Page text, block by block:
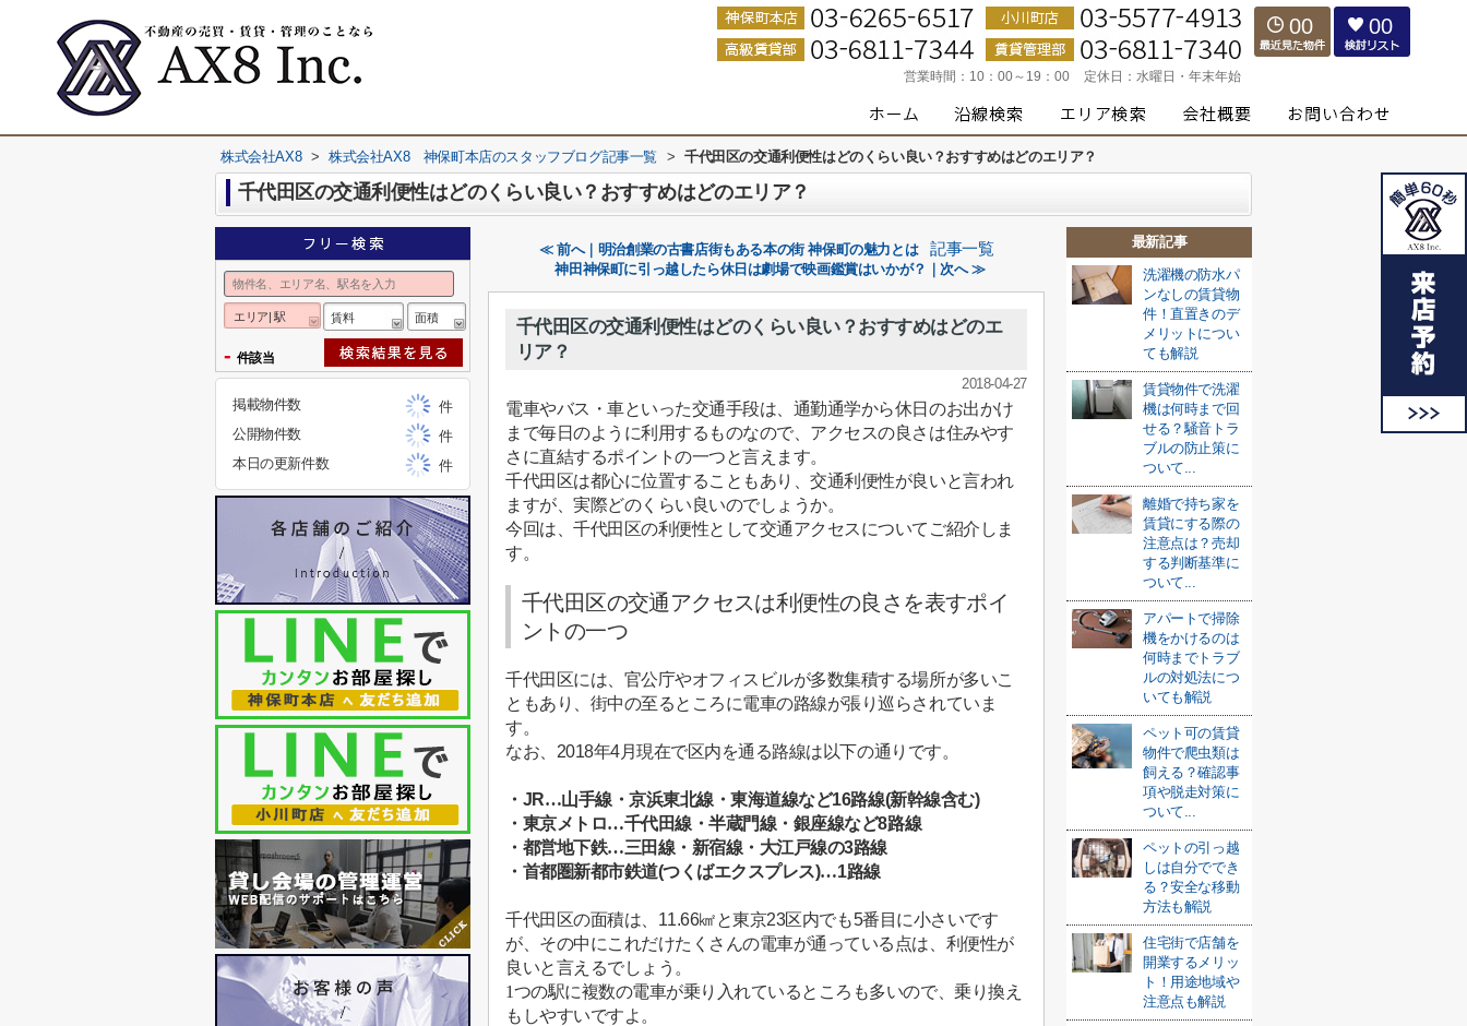
営業時間： 10：00～19：00 定休日： 水曜日・年末年始
00 00
株式会社AX8 > 株式会社AX8 神保町本店のスタッフブログ記事一覧 > 千代田区の交通利便性はどのくらい良い？おすすめはどのエリア？
千代田区の交通利便性はどのくらい良い？おすすめはどのエリア？
≪ 前へ｜明治創業の古書店街もある本の街 神保町の魅力とは 記事一覧
神田神保町に引っ越したら休日は劇場で映画鑑賞はいかが？｜次へ ≫
千代田区の交通利便性はどのくらい良い？おすすめはどのエ
リア？
2018-04-27
電車やバス・車といった交通手段は、通勤通学から休日のお出かけ
まで毎日のように利用するものなので、アクセスの良さは住みやす
さに直結するポイントの一つと言えます。
千代田区は都心に位置することもあり、交通利便性が良いと言われ
ますが、実際どのくらい良いのでしょうか。
今回は、千代田区の利便性として交通アクセスについてご紹介しま
す。
千代田区の交通アクセスは利便性の良さを表すポイ
ントの一つ
千代田区には、官公庁やオフィスビルが多数集積する場所が多いこ
ともあり、街中の至るところに電車の路線が張り巡らされていま
す。
なお、 2018年4月現在で区内を通る路線は以下の通りです。
・ JR…山手線・京浜東北線・東海道線など16路線(新幹線含む)
・東京メトロ…千代田線・半蔵門線・銀座線など8路線
・都営地下鉄…三田線・新宿線・大江戸線の3路線
・首都圏新都市鉄道(つくばエクスプレス)…1路線
千代田区の面積は、 11.66㎢と東京23区内でも5番目に小さいです
が、その中にこれだけたくさんの電車が通っている点は、利便性が
良いと言えるでしょう。
1つの駅に複数の電車が乗り入れているところも多いので、乗り換え
もしやすいですよ。
最新記事
洗濯機の防水パ
ンなしの賃貸物
件！直置きのデ
メリットについ
ても解説
賃貸物件で洗濯
機は何時まで回
せる？騒音トラ
ブルの防止策に
ついて...
離婚で持ち家を
賃貸にする際の
注意点は？売却
する判断基準に
ついて...
アパートで掃除
機をかけるのは
何時までトラブ
ルの対処法につ
いても解説
ペット可の賃貸
物件で爬虫類は
飼える？確認事
項や脱走対策に
ついて...
ペットの引っ越
しは自分ででき
る？安全な移動
方法も解説
住宅街で店舗を
開業するメリッ
ト！用途地域や
注意点も解説
エリア| 駅 賃料 面積
- 件該当
掲載物件数
件
公開物件数
件
本日の更新件数
件